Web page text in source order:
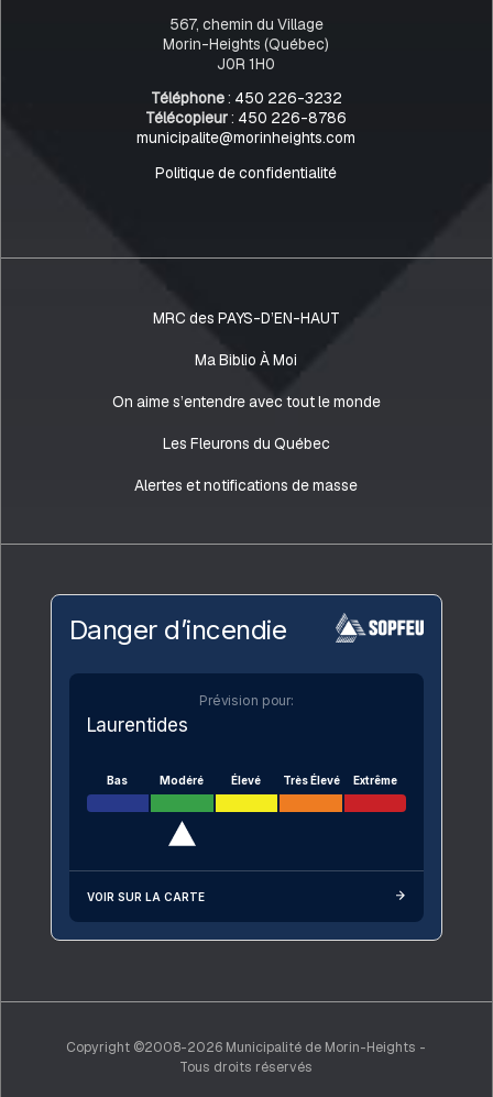
567, chemin du Village
Morin-Heights (Québec)
J0R 1H0
Téléphone: 450 226-3232
Télécopieur: 450 226-8786
municipalite@morinheights.com
Politique de confidentialité
MRC des PAYS-D’EN-HAUT
Ma Biblio À Moi
On aime s’entendre avec tout le monde
Les Fleurons du Québec
Alertes et notifications de masse
Danger d’incendie
Prévision pour:
Laurentides
Bas Modéré Élevé Très Élevé Extrême
VOIR SUR LA CARTE
Copyright ©2008-2026 Municipalité de Morin-Heights -
Tous droits réservés